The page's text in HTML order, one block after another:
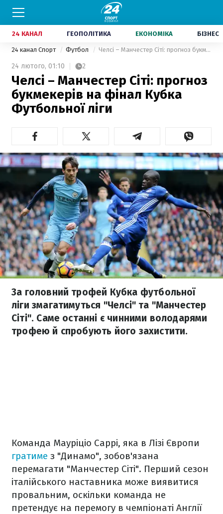
24 КАНАЛ ГЕОПОЛІТИКА ЕКОНОМІКА БІЗНЕС
24 канал Спорт Футбол Челсі – Манчестер Сіті: прогноз букмекерів на фінал Кубка Футбольної ліги
24 лютого, 01:10 2
Челсі – Манчестер Сіті: прогноз
букмекерів на фінал Кубка
Футбольної ліги
За головний трофей Кубка футбольної
ліги змагатимуться "Челсі" та "Манчестер
Сіті". Саме останні є чинними володарями
трофею й спробують його захистити.
Команда Мауріціо Саррі, яка в Лізі Європи
гратиме з "Динамо", зобов'язана
перемагати "Манчестер Сіті". Перший сезон
італійського наставника може виявитися
провальним, оскільки команда не
претендує на перемогу в чемпіонаті Англії